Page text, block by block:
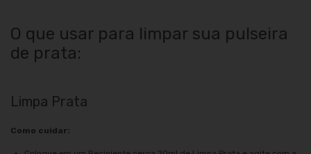
O que usar para limpar sua pulseira
de prata:
Limpa Prata
Como cuidar: